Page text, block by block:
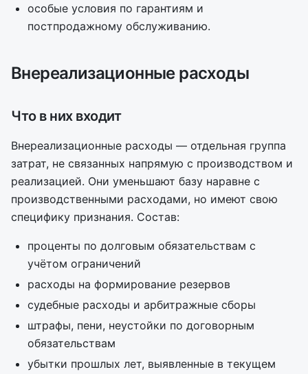
особые условия по гарантиям и
постпродажному обслуживанию.
Внереализационные расходы
Что в них входит
Внереализационные расходы — отдельная группа
затрат, не связанных напрямую с производством и
реализацией. Они уменьшают базу наравне с
производственными расходами, но имеют свою
специфику признания. Состав:
проценты по долговым обязательствам с
учётом ограничений
расходы на формирование резервов
судебные расходы и арбитражные сборы
штрафы, пени, неустойки по договорным
обязательствам
убытки прошлых лет, выявленные в текущем